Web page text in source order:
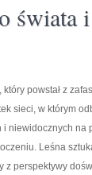
świata
który powstał z
sieci, w którym
niewidocznych na
Leśna
z perspektywy